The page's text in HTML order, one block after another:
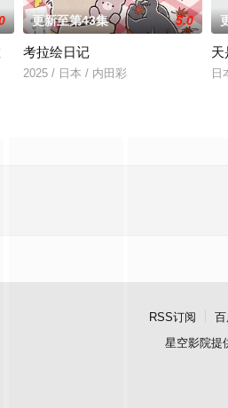
更新至第43集 5.0
考拉绘日记
2025 / 日本 / 内田彩
天
日
RSS订阅
星空影院提